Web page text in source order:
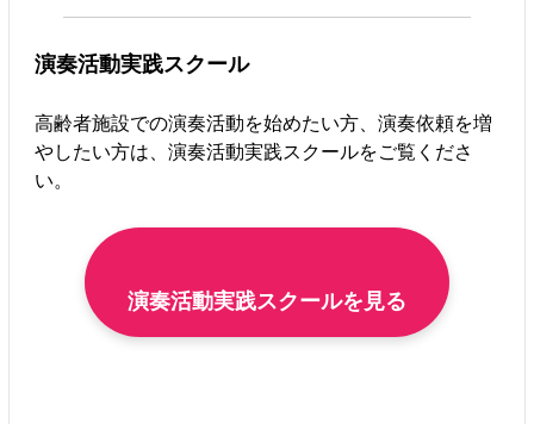
演奏活動実践スクール
高齢者施設での演奏活動を始めたい方、演奏依頼を増
やしたい方は、演奏活動実践スクールをご覧くださ
い。
演奏活動実践スクールを見る